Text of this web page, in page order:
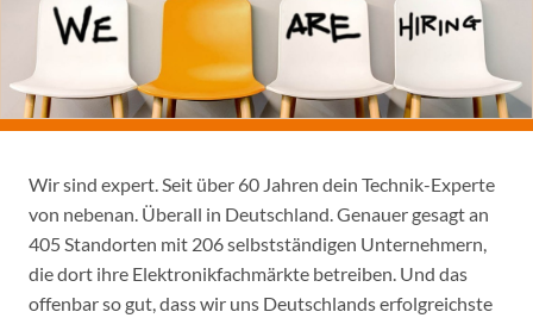
Wir sind expert. Seit über 60 Jahren dein Technik-Experte
von nebenan. Überall in Deutschland. Genauer gesagt an
405 Standorten mit 206 selbstständigen Unternehmern,
die dort ihre Elektronikfachmärkte betreiben. Und das
offenbar so gut, dass wir uns Deutschlands erfolgreichste